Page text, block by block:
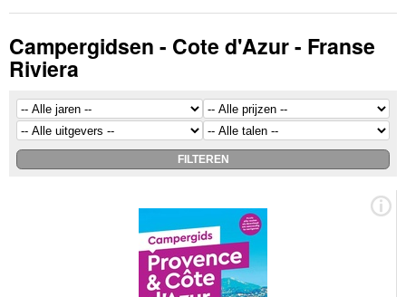
Campergidsen - Cote d'Azur - Franse
Riviera